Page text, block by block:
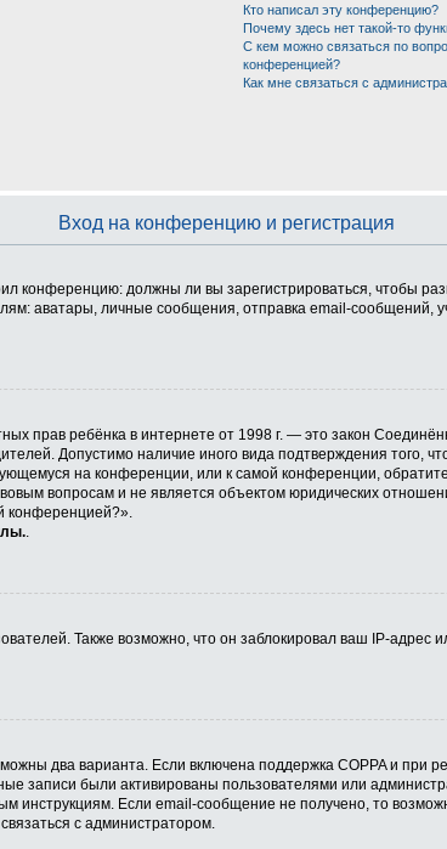
Кто написал эту конференцию?
Почему здесь нет такой-то
С кем можно связаться по
конференцией?
Как мне связаться с
Вход на конференцию и регистрация
конференцию: должны ли вы зарегистрироваться, чтобы
аватары, личные сообщения, отправка email-сообщений,
прав ребёнка в интернете от 1998 г. — это закон
Допустимо наличие иного вида подтверждения
на конференции, или к самой конференции,
вопросам и не является объектом юридических
конференцией?».
.
Также возможно, что он заблокировал ваш IP-адрес
два варианта. Если включена поддержка COPPA и при
записи были активированы пользователями или
инструкциям. Если email-сообщение не получено, то
с администратором.